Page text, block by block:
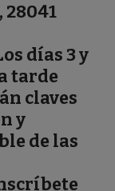
, 28041
días 3 y
tarde
claves
y
de las